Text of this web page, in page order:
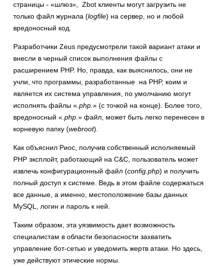
страницы - «шлюз», Zbot клиенты могут загрузить не
только файл журнала (logfile) на сервер, но и любой
вредоносный код.
Разработчики Zeus предусмотрели такой вариант атаки и
внесли в черный список выполнения файлы с
расширением PHP. Но, правда, как выяснилось, они не
учли, что программы, разработанные на PHP, коим и
является их система управления, по умолчанию могут
исполнять файлы «.php.» (с точкой на конце). Более того,
вредоносный «.php.» файл, может быть легко перенесен в
корневую папку (webroot).
Как объяснил Риос, получив собственный исполняемый
PHP эксплойт, работающий на C&C, пользователь может
извлечь конфигурационный файл (config.php) и получить
полный доступ к системе. Ведь в этом файле содержаться
все данные, а именно, местоположение базы данных
MySQL, логин и пароль к ней.
Таким образом, эта уязвимость дает возможность
специалистам в области безопасности захватить
управление бот-сетью и уведомить жертв атаки. Но здесь,
уже действуют этические нормы.